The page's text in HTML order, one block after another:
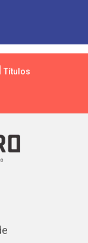
Títulos